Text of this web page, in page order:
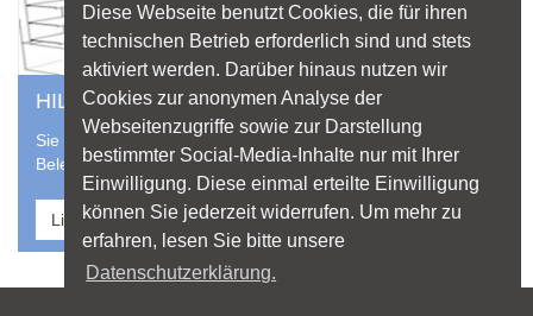
HILFE VOM PROFI
Sie suchen einen professionellen Lichtplaner für Ihr
Beleuchtungsprojekt? Nutzen Sie die Datenbank von licht.de
Lichtplaner finden
Diese Webseite benutzt Cookies, die für ihren
technischen Betrieb erforderlich sind und stets
aktiviert werden. Darüber hinaus nutzen wir
Cookies zur anonymen Analyse der
Webseitenzugriffe sowie zur Darstellung
bestimmter Social-Media-Inhalte nur mit Ihrer
Einwilligung. Diese einmal erteilte Einwilligung
können Sie jederzeit widerrufen. Um mehr zu
erfahren, lesen Sie bitte unsere
Datenschutzerklärung.